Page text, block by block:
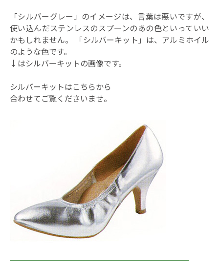
「シルバーグレー」のイメージは、言葉は悪いですが、
使い込んだステンレスのスプーンのあの色といっていい
かもしれません。 「シルバーキット」は、アルミホイル
のような色です。
↓はシルバーキットの画像です。
シルバーキットはこちらから
合わせてご覧くださいませ。